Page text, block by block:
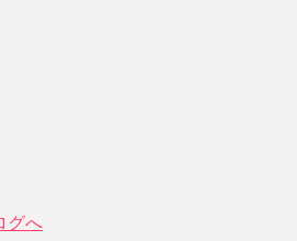
グへ